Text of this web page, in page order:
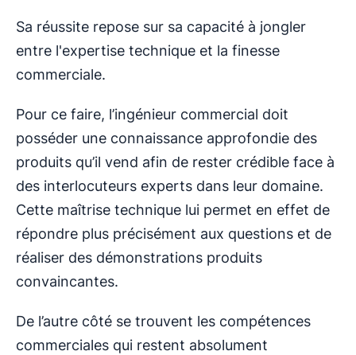
Sa réussite repose sur sa capacité à jongler
entre l'expertise technique et la finesse
commerciale.
Pour ce faire, l’ingénieur commercial doit
posséder une connaissance approfondie des
produits qu’il vend afin de rester crédible face à
des interlocuteurs experts dans leur domaine.
Cette maîtrise technique lui permet en effet de
répondre plus précisément aux questions et de
réaliser des démonstrations produits
convaincantes.
De l’autre côté se trouvent les compétences
commerciales qui restent absolument